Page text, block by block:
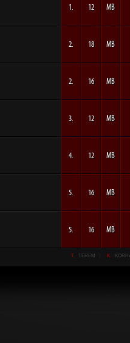
1. 12 MB
2. 18 MB
2. 16 MB
3. 12 MB
4. 12 MB
5. 16 MB
5. 16 MB
T. TEREM K.